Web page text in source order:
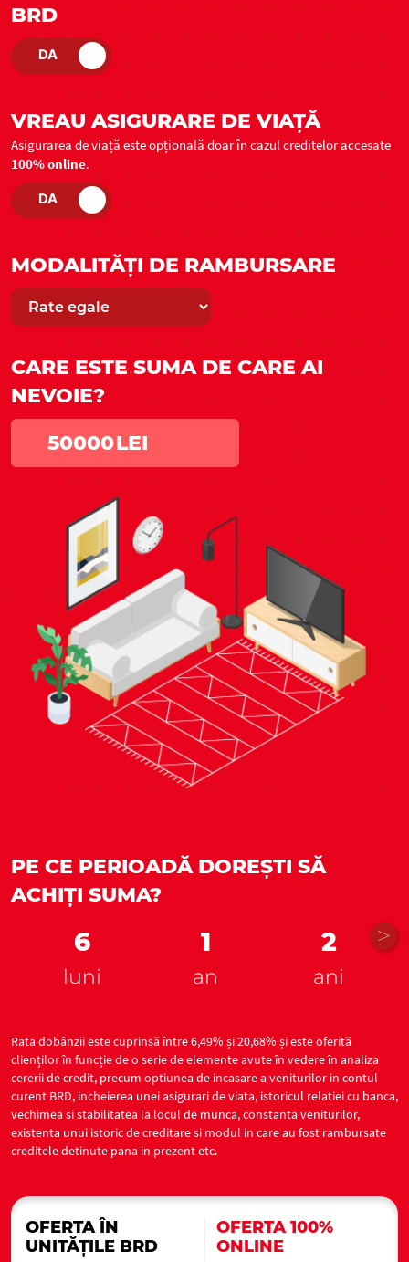
BRD
VREAU ASIGURARE DE VIAȚĂ
Asigurarea de viață este opțională doar în cazul creditelor accesate
100% online.
MODALITĂȚI DE RAMBURSARE
CARE ESTE SUMA DE CARE AI
NEVOIE?
LEI
PE CE PERIOADĂ DOREȘTI SĂ
ACHIȚI SUMA?
6
luni
1
an
2
ani
Rata dobânzii este cuprinsă între 6,49% și 20,68% și este oferită
clienților în funcție de o serie de elemente avute în vedere în analiza
cererii de credit, precum optiunea de incasare a veniturilor in contul
curent BRD, incheierea unei asigurari de viata, istoricul relatiei cu banca,
vechimea si stabilitatea la locul de munca, constanta veniturilor,
existenta unui istoric de creditare si modul in care au fost rambursate
creditele detinute pana in prezent etc.
OFERTA ÎN
UNITĂȚILE BRD
OFERTA 100%
ONLINE